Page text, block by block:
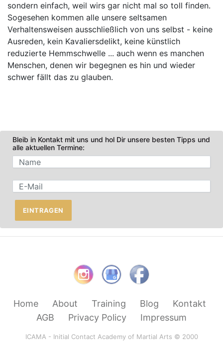
sondern einfach, weil wirs gar nicht mal so toll finden.
Sogesehen kommen alle unsere seltsamen
Verhaltensweisen ausschließlich von uns selbst - keine
Ausreden, kein Kavaliersdelikt, keine künstlich
reduzierte Hemmschwelle ... auch wenn es manchen
Menschen, denen wir begegnen es hin und wieder
schwer fällt das zu glauben.
Bleib in Kontakt mit uns und hol Dir unsere besten Tipps und
alle aktuellen Termine:
EINTRAGEN
Home About Training Blog
Kontakt
AGB
Privacy Policy Impressum
ICAMA - Initial Contact Academy of Martial Arts © 2000